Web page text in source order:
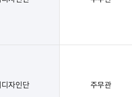
자인단 주무관